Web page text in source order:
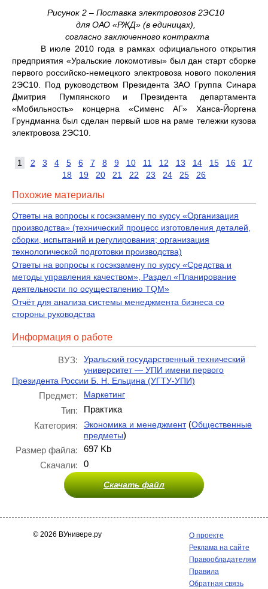
Рисунок 2 – Поставка электровозов 2ЭС10
для ОАО «РЖД» (в единицах),
согласно заключенного контракта
В июле 2010 года в рамках официального открытия
предприятия «Уральские локомотивы» был дан старт сборке
первого российско-немецкого электровоза нового поколения
2ЭС10. Под руководством Президента ЗАО Группа Синара
Дмитрия Пумпянского и Президента департамента
«Мобильность» концерна «Сименс АГ» Ханса-Йоргена
Грундманна был сделан первый шов на раме тележки кузова
электровоза 2ЭС10.
1 2 3 4 5 6 7 8 9 10 11 12 13 14 15 16
17
18
19 20 21 22 23 24 25 26
Похожие материалы
Ответы на вопросы к госэкзамену по курсу «Организация
производства» (технический процесс изготовления деталей,
сборки, испытаний и регулирования; организация
технологической подготовки производства)
Ответы на вопросы к госэкзамену по курсу «Средства и
методы управления качеством», Раздел «Планирование
деятельности по осуществлению TQM»
Отчёт для анализа системы менеджмента бизнеса со
стороны руководства
Информация о работе
ВУЗ:
Уральский государственный технический
университет — УПИ имени первого
Президента России Б. Н. Ельцина (УГТУ-УПИ)
Предмет: Маркетинг
Тип:
Практика
Категория:
Экономика и менеджмент(Общественные
предметы)
Размер файла:
697 Kb
Скачали:
0
Скачать файл
© 2026 ВУнивере.ру
О проекте
Реклама на сайте
Правообладателям
Правила
Обратная связь